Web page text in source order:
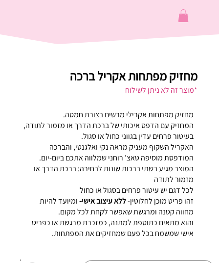
מחזיק מפתחות אקריל ברכה
*מוצר זה לא ניתן לשילוח
מחזיק מפתחות אקרילי מרשים בצורת חמסה.
המחזיק עם הדפס איכותי של ברכת הדרך או מזמור לתודה,
בעיטור פרחים עדין בגווני כחול או סגול.
האקריל השקוף מעניק מראה נקי ואלגנטי, והברכה
המודפסת מוסיפה טאצ’ רוחני שמלווה אתכם ביום-יום.
המוצר מגיע בשתי ברכות שונות לבחירה: ברכת הדרך או
מזמור לתודה
לכל דגם יש עיטור פרחים בסגול או כחול
זהו פריט מוכן לחלוטין-ללא עיצוב אישי-ומיועד להיות
מחווה קטנה ומרגשת שאפשר לקחת לכל מקום.
והוא מתאים כתוספת למתנה, כמזכרת מרגשת או כפריט
אישי שמשמח בכל פעם שמחזיקים את המפתחות.